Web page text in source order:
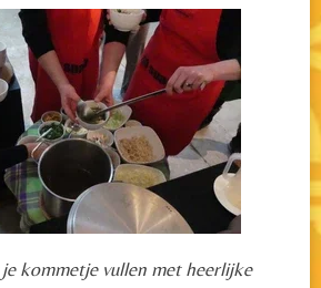
kommetje vullen met heerlijke